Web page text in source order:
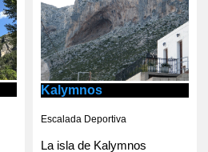
Kalymnos
Escalada Deportiva
La isla de Kalymnos